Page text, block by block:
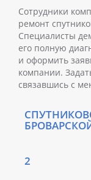
Сотрудники
ремонт
Специалисты
его полную
и оформить
компании.
связавшись с
2